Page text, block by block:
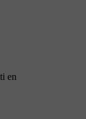
en